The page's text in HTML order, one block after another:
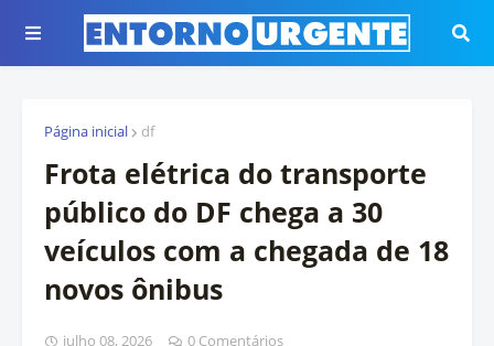
Página inicial df
Frota elétrica do transporte
público do DF chega a 30
veículos com a chegada de 18
novos ônibus
julho 08, 2026 0 Comentários